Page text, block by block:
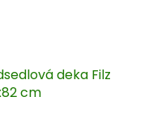
deka Filz
cm